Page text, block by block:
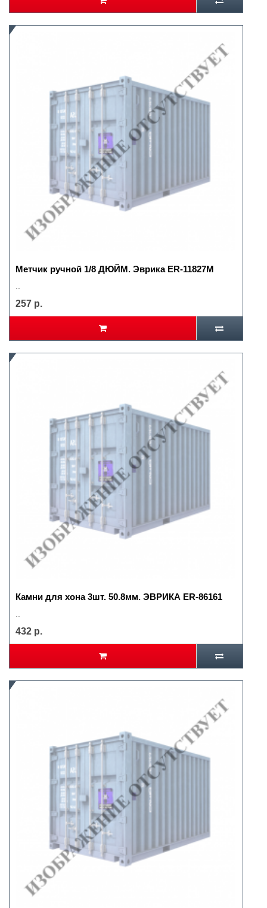
Метчик ручной 1/8 ДЮЙМ. Эврика ER-11827M
257 р.
Камни для хона 3шт. 50.8мм. ЭВРИКА ER-86161
432 р.